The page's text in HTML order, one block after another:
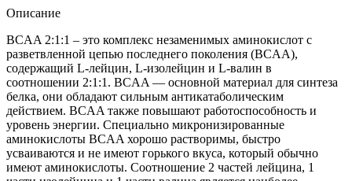
Описание
BCAA 2:1:1 – это комплекс незаменимых аминокислот с
разветвленной цепью последнего поколения (BCAA),
содержащий L-лейцин, L-изолейцин и L-валин в
соотношении 2:1:1. BCAA — основной материал для синтеза
белка, они обладают сильным антикатаболическим
действием. BCAA также повышают работоспособность и
уровень энергии. Специально микронизированные
аминокислоты BCAA хорошо растворимы, быстро
усваиваются и не имеют горького вкуса, который обычно
имеют аминокислоты. Соотношение 2 частей лейцина, 1